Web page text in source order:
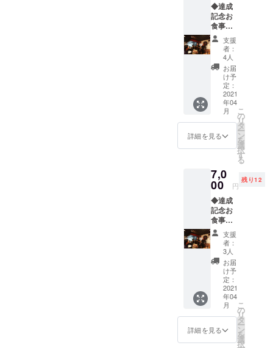
◆達成
記念お
食事会
（昼の
部）（2
ドリン
ク付）
世界の
お料
理 3
品 デ
ザート
場所
神戸市
東灘区
岡本
房 ４月
29日
（木）
［昼の
部］12
時～ 14
時まで
コロナ
の状況
で、日
時の変
更の可
能性が
ありま
す。
支援
者：
4人
お届
け予
定：
2021
年04
月
詳細を見る
こ
の
リ
タ
ー
ン
を
選
択
す
る
7,0
00 円
残り12
◆達成
記念お
食事会
（夜の
部）（2
ドリン
ク付）
世界の
お料
理 3
品 デ
ザート
場所
神戸市
東灘区
支援
者：
3人
お届
け予
定：
2021
年04
月
詳細を見る
こ
の
リ
タ
ー
ン
を
選
択